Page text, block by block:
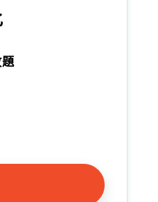
が必要です
会員登録